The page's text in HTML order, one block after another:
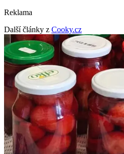
Reklama
Další články z Cooky.cz